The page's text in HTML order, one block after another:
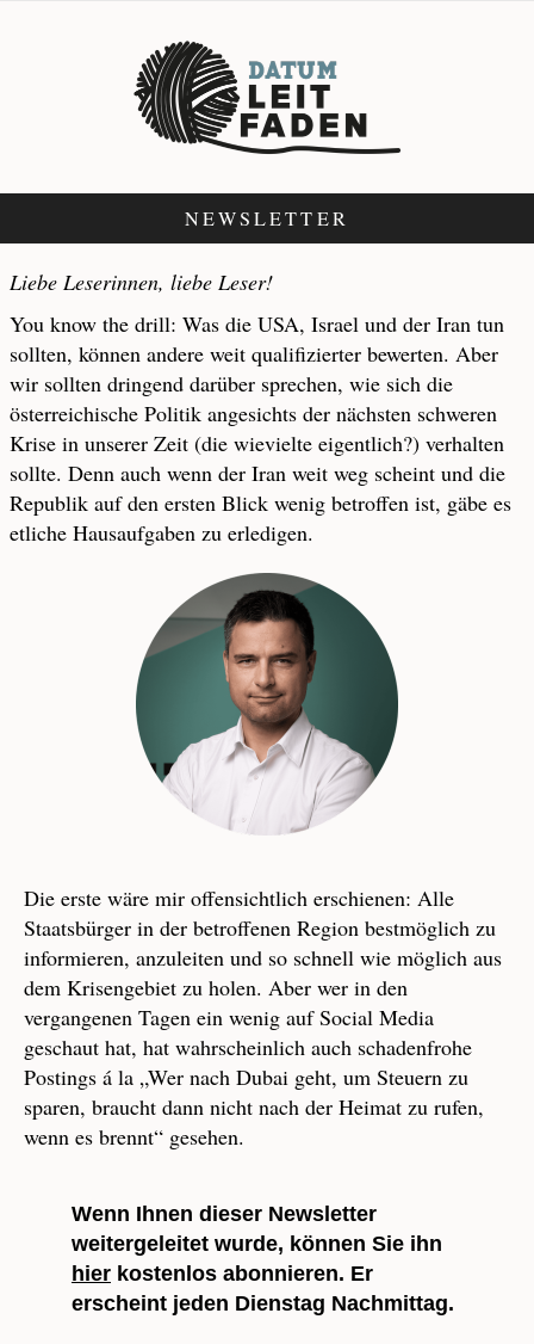
NEWSLETTER
Liebe Leserinnen, liebe Leser!
You know the drill: Was die USA, Israel und der Iran tun
sollten, können andere weit qualifizierter bewerten. Aber
wir sollten dringend darüber sprechen, wie sich die
österreichische Politik angesichts der nächsten schweren
Krise in unserer Zeit (die wievielte eigentlich?) verhalten
sollte. Denn auch wenn der Iran weit weg scheint und die
Republik auf den ersten Blick wenig betroffen ist, gäbe es
etliche Hausaufgaben zu erledigen.
Die erste wäre mir offensichtlich erschienen: Alle
Staatsbürger in der betroffenen Region bestmöglich zu
informieren, anzuleiten und so schnell wie möglich aus
dem Krisengebiet zu holen. Aber wer in den
vergangenen Tagen ein wenig auf Social Media
geschaut hat, hat wahrscheinlich auch schadenfrohe
Postings á la „Wer nach Dubai geht, um Steuern zu
sparen, braucht dann nicht nach der Heimat zu rufen,
wenn es brennt“ gesehen.
Wenn Ihnen dieser Newsletter
weitergeleitet wurde, können Sie ihn
hier kostenlos abonnieren. Er
erscheint jeden Dienstag Nachmittag.